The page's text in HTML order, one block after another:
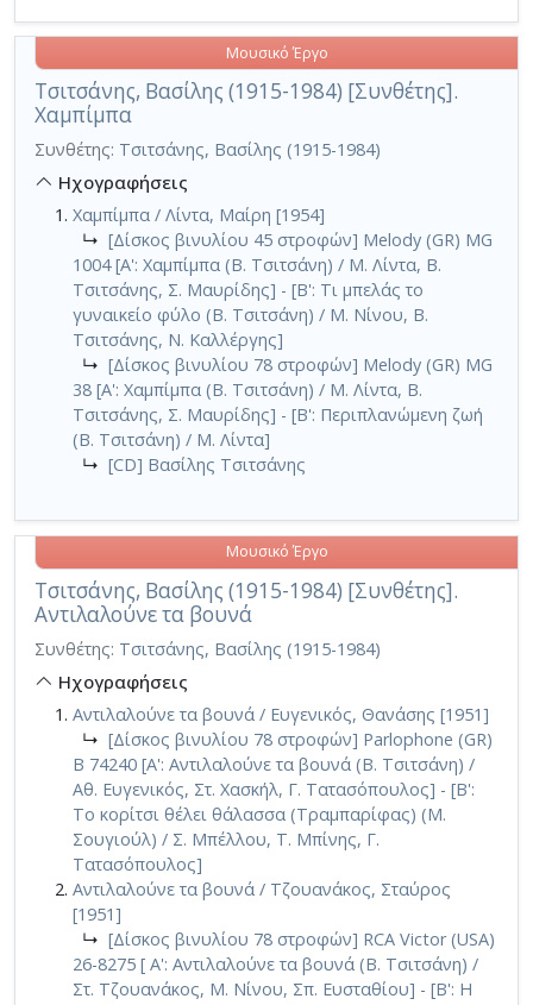
Τσιτσάνης, Βασίλης (1915-1984) [Συνθέτης].
Χαμπίμπα
Μουσικό Έργο
Συνθέτης: Τσιτσάνης, Βασίλης (1915-1984)
Ηχογραφήσεις
Χαμπίμπα / Λίντα, Μαίρη [1954]
↳ [Δίσκος βινυλίου 45 στροφών] Melody (GR) MG
1004 [A': Χαμπίμπα (Β. Τσιτσάνη) / Μ. Λίντα, Β.
Τσιτσάνης, Σ. Μαυρίδης] - [Β': Τι μπελάς το
γυναικείο φύλο (Β. Τσιτσάνη) / Μ. Νίνου, Β.
Τσιτσάνης, Ν. Καλλέργης]
↳ [Δίσκος βινυλίου 78 στροφών] Melody (GR) MG
38 [A': Χαμπίμπα (Β. Τσιτσάνη) / Μ. Λίντα, Β.
Τσιτσάνης, Σ. Μαυρίδης] - [Β': Περιπλανώμενη ζωή
(Β. Τσιτσάνη) / Μ. Λίντα]
↳ [CD] Βασίλης Τσιτσάνης
Τσιτσάνης, Βασίλης (1915-1984) [Συνθέτης].
Αντιλαλούνε τα βουνά
Μουσικό Έργο
Συνθέτης: Τσιτσάνης, Βασίλης (1915-1984)
Ηχογραφήσεις
Αντιλαλούνε τα βουνά / Ευγενικός, Θανάσης [1951]
↳ [Δίσκος βινυλίου 78 στροφών] Parlophone (GR)
B 74240 [Α': Αντιλαλούνε τα βουνά (Β. Τσιτσάνη) /
Αθ. Ευγενικός, Στ. Χασκήλ, Γ. Τατασόπουλος] - [Β':
Το κορίτσι θέλει θάλασσα (Τραμπαρίφας) (Μ.
Σουγιούλ) / Σ. Μπέλλου, Τ. Μπίνης, Γ.
Τατασόπουλος]
Αντιλαλούνε τα βουνά / Τζουανάκος, Σταύρος
[1951]
↳ [Δίσκος βινυλίου 78 στροφών] RCA Victor (USA)
26-8275 [ Α': Αντιλαλούνε τα βουνά (Β. Τσιτσάνη) /
Στ. Τζουανάκος, Μ. Νίνου, Σπ. Ευσταθίου] - [Β': Η